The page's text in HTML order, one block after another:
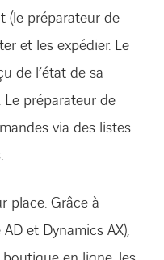
(le préparateur de
et les expédier. Le
de l’état de sa
préparateur de
via des listes
place. Grâce à
et Dynamics AX),